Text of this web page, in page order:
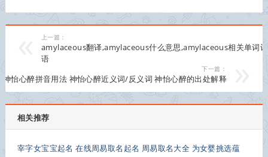
上一篇：
amylaceous翻译,amylaceous什么意思,amylaceous相关单词词
语
下一篇：
神怡心醉拼音用法 神怡心醉近义词/反义词 神怡心醉的出处解释
相关推荐
宰字女宝宝起名 在线周易取名起名 周易取名大全 为女婴挑选蕴